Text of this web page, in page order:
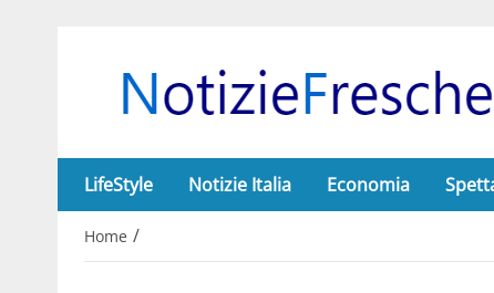
LifeStyle Notizie Italia Economia
Home /